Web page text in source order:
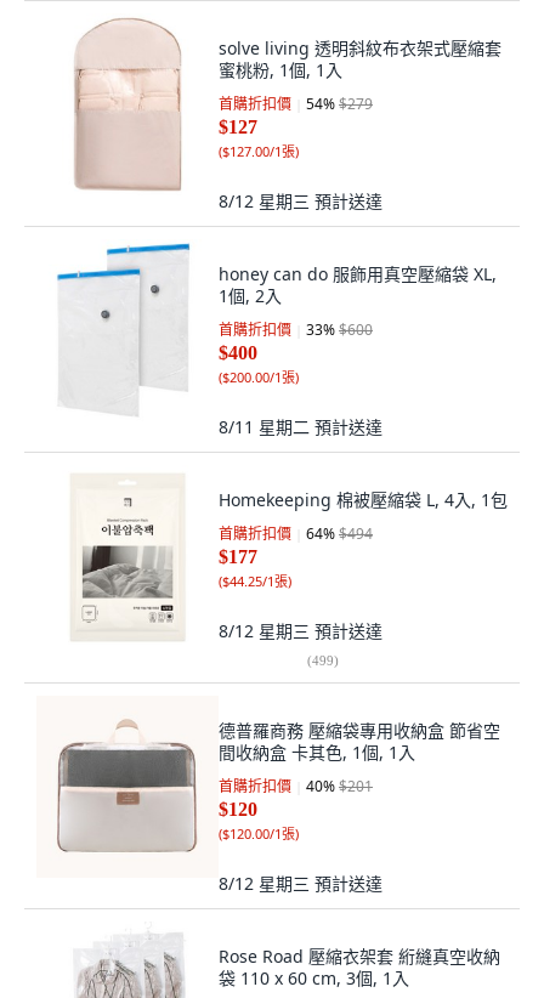
solve living 透明斜紋布衣架式壓縮套
蜜桃粉, 1個, 1入
首購折扣價 54%$279
$127
($127.00/1張)
8/12 星期三 預計送達
honey can do 服飾用真空壓縮袋 XL,
1個, 2入
首購折扣價 33%$600
$400
($200.00/1張)
8/11 星期二 預計送達
Homekeeping 棉被壓縮袋 L, 4入, 1包
首購折扣價 64%$494
$177
($44.25/1張)
8/12 星期三 預計送達
(499)
德普羅商務 壓縮袋專用收納盒 節省空
間收納盒 卡其色, 1個, 1入
首購折扣價 40%$201
$120
($120.00/1張)
8/12 星期三 預計送達
Rose Road 壓縮衣架套 絎縫真空收納
袋 110 x 60 cm, 3個, 1入